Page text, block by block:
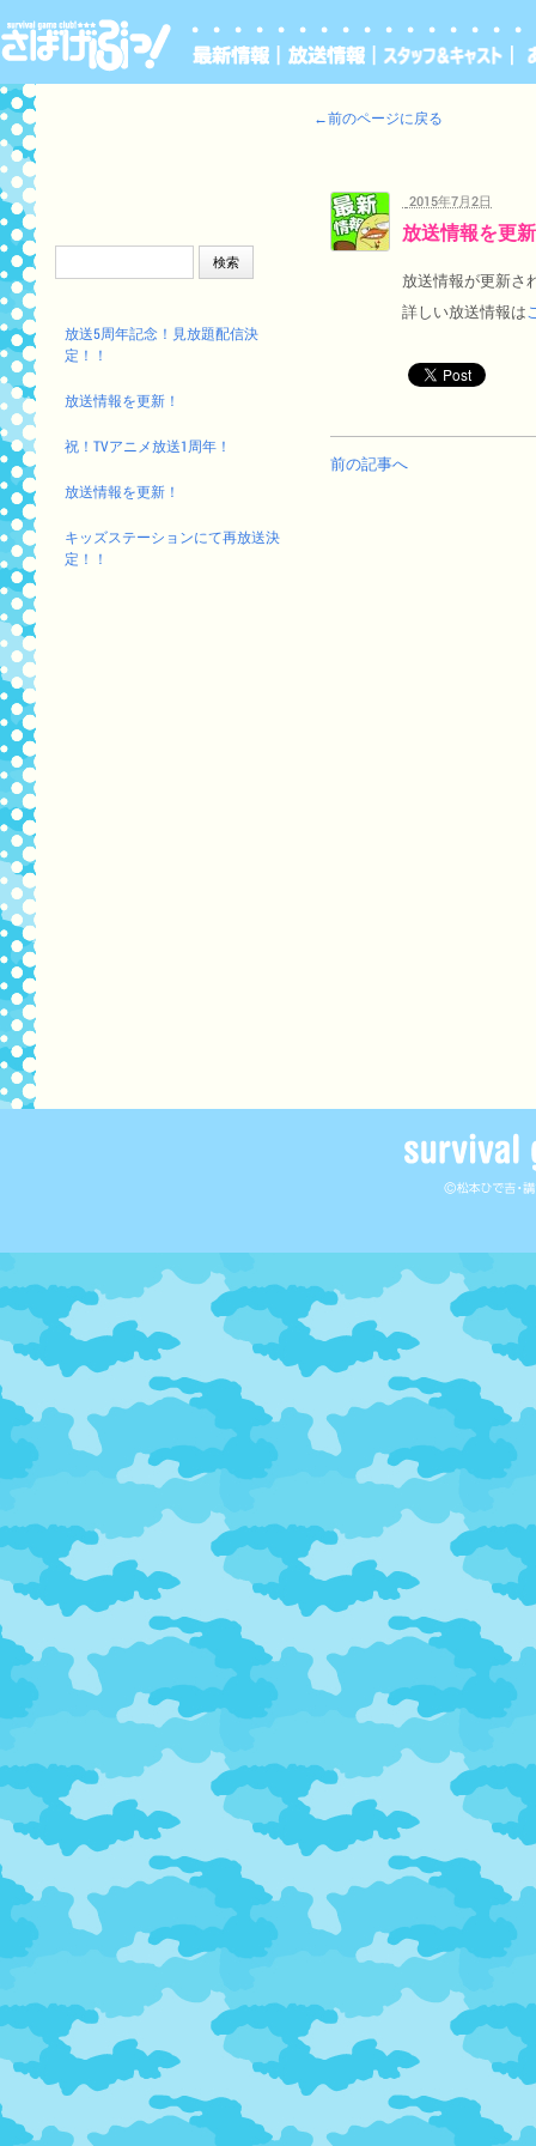
検索:
放送5周年記念！見放題配信決
定！！
放送情報を更新！
祝！TVアニメ放送1周年！
放送情報を更新！
キッズステーションにて再放送決
定！！
←前のページに戻る
2015年7月2日
放送情報を更
放送情報が更新さ
詳しい放送情報は
前の記事へ